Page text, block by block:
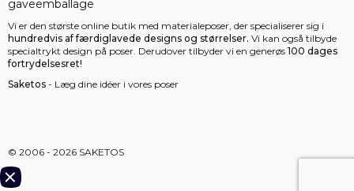
Vi er den største online butik med materialeposer, der specialiserer sig i
hundredvis af færdiglavede designs og størrelser. Vi kan også tilbyde
specialtrykt design på poser. Derudover tilbyder vi en generøs 100 dages
fortrydelsesret!
Saketos - Læg dine idéer i vores poser
© 2006 - 2026 SAKETOS